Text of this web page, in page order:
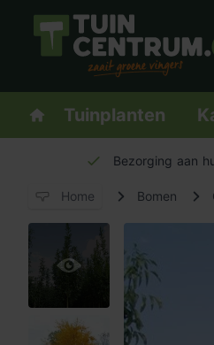
Logo Tuincentrum.nl
Homepage
Tuinplanten
Bezorging aan
Home Bomen